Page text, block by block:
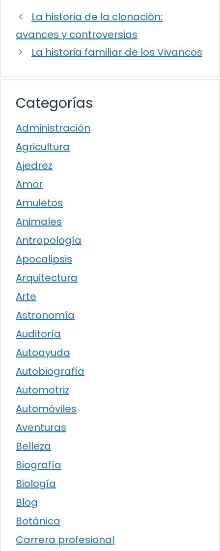
La historia de la clonación:
avances y controversias
La historia familiar de los Vivancos
Categorías
Administración
Agricultura
Ajedrez
Amor
Amuletos
Animales
Antropología
Apocalipsis
Arquitectura
Arte
Astronomía
Auditoría
Autoayuda
Autobiografía
Automotriz
Automóviles
Aventuras
Belleza
Biografía
Biología
Blog
Botánica
Carrera profesional